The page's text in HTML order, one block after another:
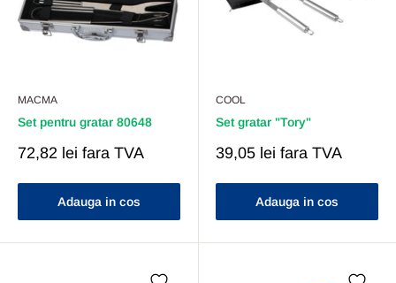
MACMA
Set pentru gratar 80648
Pret
72,82 lei fara TVA
Adauga in cos
COOL
Set gratar "Tory"
Pret
39,05 lei fara TVA
Adauga in cos